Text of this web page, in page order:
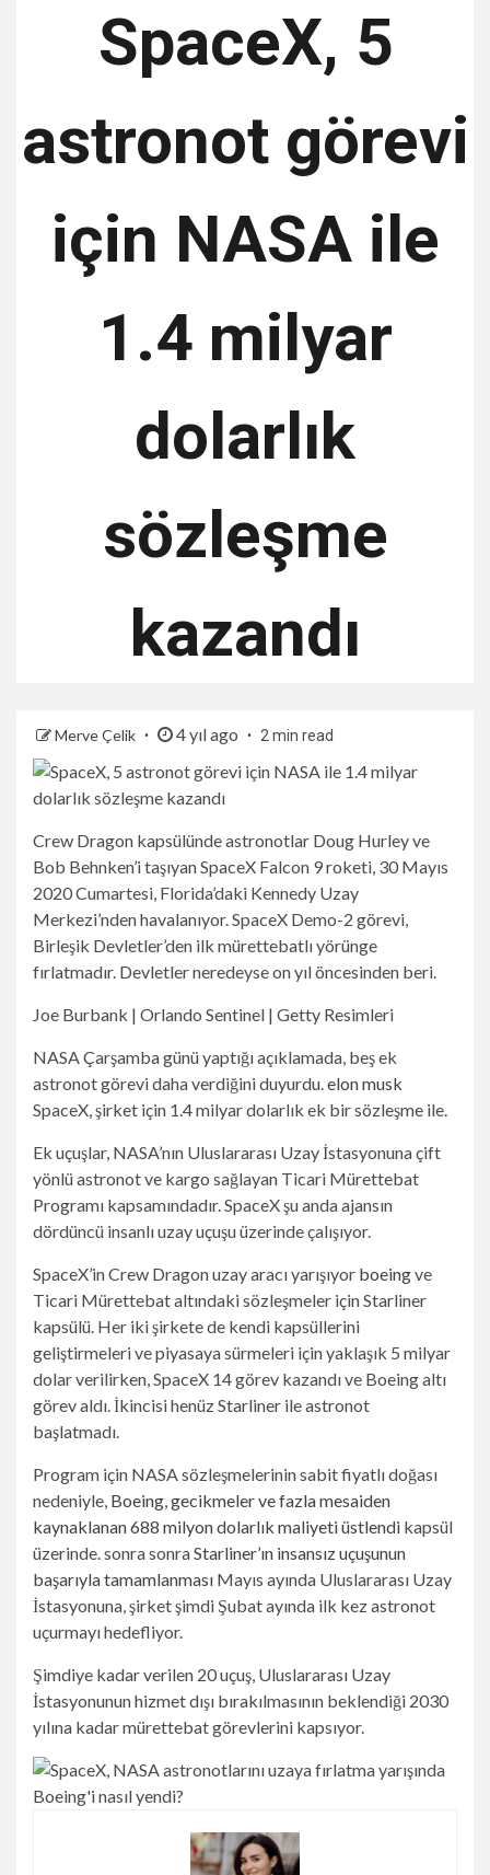
SpaceX, 5
astronot görevi
için NASA ile
1.4 milyar
dolarlık
sözleşme
kazandı
Merve Çelik 4 yıl ago 2 min read
Crew Dragon kapsülünde astronotlar Doug Hurley ve
Bob Behnken’i taşıyan SpaceX Falcon 9 roketi, 30 Mayıs
2020 Cumartesi, Florida’daki Kennedy Uzay
Merkezi’nden havalanıyor. SpaceX Demo-2 görevi,
Birleşik Devletler’den ilk mürettebatlı yörünge
fırlatmadır. Devletler neredeyse on yıl öncesinden beri.
Joe Burbank | Orlando Sentinel | Getty Resimleri
NASA Çarşamba günü yaptığı açıklamada, beş ek
astronot görevi daha verdiğini duyurdu.elon musk
SpaceX, şirket için 1.4 milyar dolarlık ek bir sözleşme ile.
Ek uçuşlar, NASA’nın Uluslararası Uzay İstasyonuna çift
yönlü astronot ve kargo sağlayan Ticari Mürettebat
Programı kapsamındadır. SpaceX şu anda ajansın
dördüncü insanlı uzay uçuşu üzerinde çalışıyor.
SpaceX’in Crew Dragon uzay aracı yarışıyor boeingve
Ticari Mürettebat altındaki sözleşmeler için Starliner
kapsülü. Her iki şirkete de kendi kapsüllerini
geliştirmeleri ve piyasaya sürmeleri için yaklaşık 5 milyar
dolar verilirken, SpaceX 14 görev kazandı ve Boeing altı
görev aldı. İkincisi henüz Starliner ile astronot
başlatmadı.
Program için NASA sözleşmelerinin sabit fiyatlı doğası
nedeniyle, Boeing, gecikmeler ve fazla mesaiden
kaynaklanan 688 milyon dolarlık maliyeti üstlendi kapsül
üzerinde. sonra sonraStarliner’ın insansız uçuşunun
başarıyla tamamlanması Mayıs ayında Uluslararası Uzay
İstasyonuna, şirket şimdi Şubat ayında ilk kez astronot
uçurmayı hedefliyor.
Şimdiye kadar verilen 20 uçuş, Uluslararası Uzay
İstasyonunun hizmet dışı bırakılmasının beklendiği 2030
yılına kadar mürettebat görevlerini kapsıyor.